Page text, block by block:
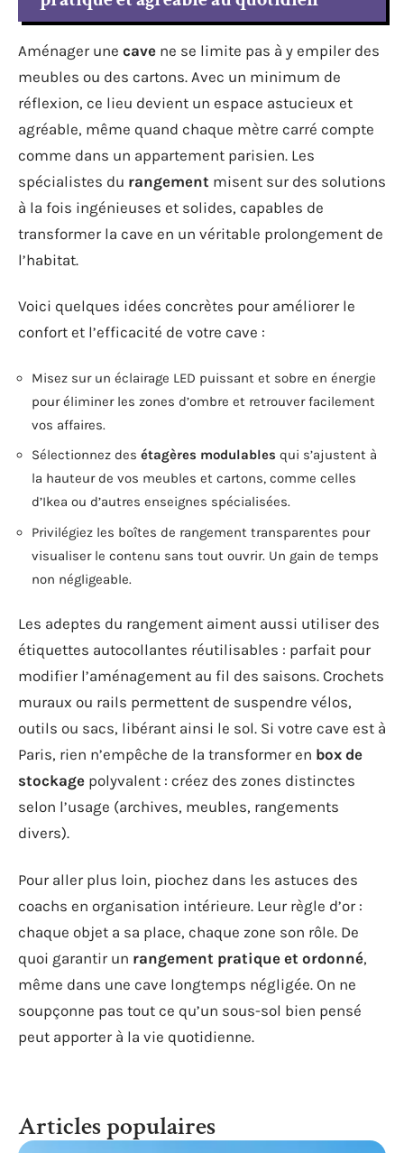
Aménager une cave ne se limite pas à y empiler des
meubles ou des cartons. Avec un minimum de
réflexion, ce lieu devient un espace astucieux et
agréable, même quand chaque mètre carré compte
comme dans un appartement parisien. Les
spécialistes du rangement misent sur des solutions
à la fois ingénieuses et solides, capables de
transformer la cave en un véritable prolongement de
l’habitat.
Voici quelques idées concrètes pour améliorer le
confort et l’efficacité de votre cave :
Misez sur un éclairage LED puissant et sobre en énergie
pour éliminer les zones d’ombre et retrouver facilement
vos affaires.
Sélectionnez des étagères modulables qui s’ajustent à
la hauteur de vos meubles et cartons, comme celles
d’Ikea ou d’autres enseignes spécialisées.
Privilégiez les boîtes de rangement transparentes pour
visualiser le contenu sans tout ouvrir. Un gain de temps
non négligeable.
Les adeptes du rangement aiment aussi utiliser des
étiquettes autocollantes réutilisables : parfait pour
modifier l’aménagement au fil des saisons. Crochets
muraux ou rails permettent de suspendre vélos,
outils ou sacs, libérant ainsi le sol. Si votre cave est à
Paris, rien n’empêche de la transformer en box de
stockage polyvalent : créez des zones distinctes
selon l’usage (archives, meubles, rangements
divers).
Pour aller plus loin, piochez dans les astuces des
coachs en organisation intérieure. Leur règle d’or :
chaque objet a sa place, chaque zone son rôle. De
quoi garantir un rangement pratique et ordonné,
même dans une cave longtemps négligée. On ne
soupçonne pas tout ce qu’un sous-sol bien pensé
peut apporter à la vie quotidienne.
Articles populaires